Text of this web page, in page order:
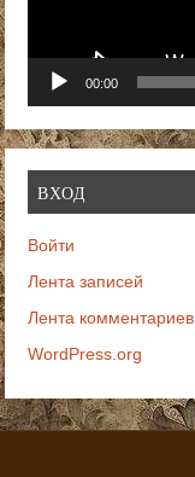
00:00
ВХОД
Войти
Лента записей
Лента комментариев
WordPress.org